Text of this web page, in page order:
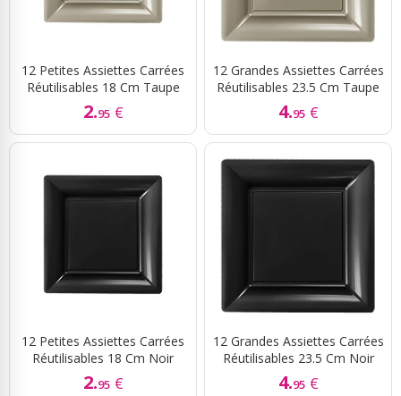
12 Petites Assiettes Carrées
Réutilisables 18 Cm Taupe
2.95 €
12 Grandes Assiettes Carrées
Réutilisables 23.5 Cm Taupe
4.95 €
12 Petites Assiettes Carrées
Réutilisables 18 Cm Noir
2.95 €
12 Grandes Assiettes Carrées
Réutilisables 23.5 Cm Noir
4.95 €